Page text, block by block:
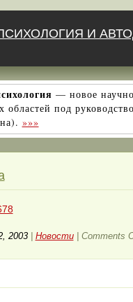
И
— новое
областей под
»»»
2003| Новости| Comments